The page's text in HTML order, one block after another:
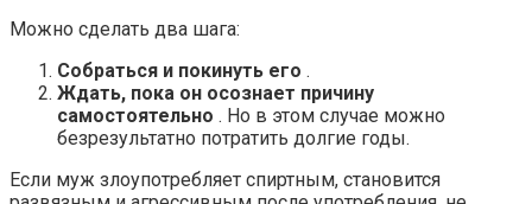
Можно сделать два шага:
Собраться и покинуть его .
Ждать, пока он осознает причину
самостоятельно . Но в этом случае можно
безрезультатно потратить долгие годы.
Если муж злоупотребляет спиртным, становится